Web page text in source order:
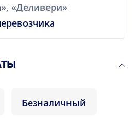
«Деливери»
Безналичный